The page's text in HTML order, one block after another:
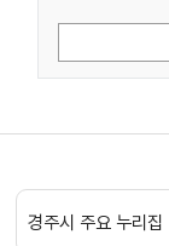
경주시 주요 누리집